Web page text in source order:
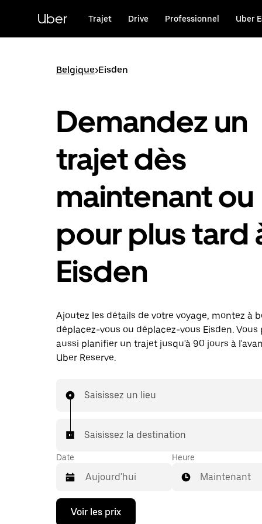
principal
Uber Trajet Drive Professionnel Uber
Belgique>Eisden
Demandez un
trajet dès
maintenant ou
pour plus tard
Eisden
Ajoutez les détails de votre voyage, montez à
déplacez-vous ou déplacez-vous Eisden. Vous
aussi planifier un trajet jusqu'à 90 jours à
Uber Reserve.
Saisissez un lieu
Saisissez la destination
Date
Appuyez
Heure
Maintenant
Voir les prix